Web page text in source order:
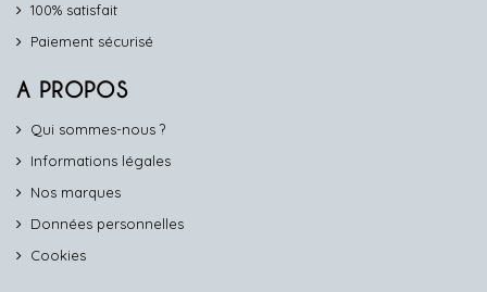
100% satisfait
Paiement sécurisé
A PROPOS
Qui sommes-nous ?
Informations légales
Nos marques
Données personnelles
Cookies